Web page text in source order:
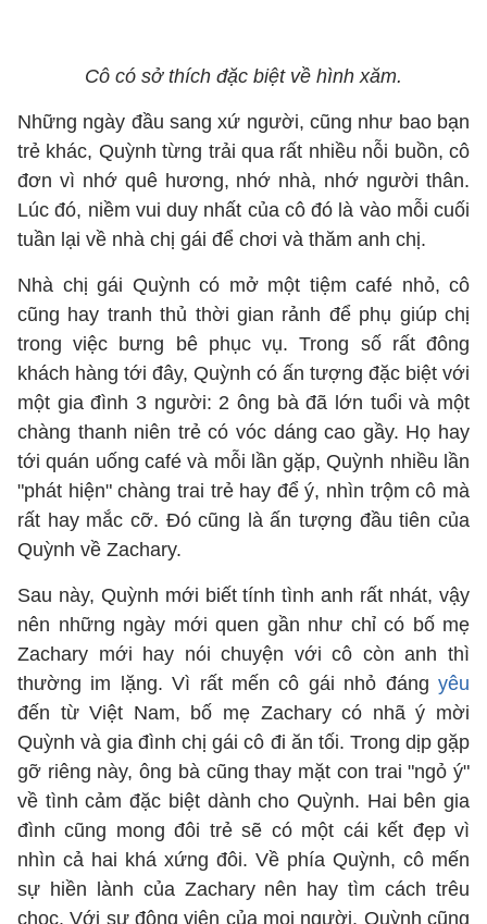
Cô có sở thích đặc biệt về hình xăm.
Những ngày đầu sang xứ người, cũng như bao bạn
trẻ khác, Quỳnh từng trải qua rất nhiều nỗi buồn, cô
đơn vì nhớ quê hương, nhớ nhà, nhớ người thân.
Lúc đó, niềm vui duy nhất của cô đó là vào mỗi cuối
tuần lại về nhà chị gái để chơi và thăm anh chị.
Nhà chị gái Quỳnh có mở một tiệm café nhỏ, cô
cũng hay tranh thủ thời gian rảnh để phụ giúp chị
trong việc bưng bê phục vụ. Trong số rất đông
khách hàng tới đây, Quỳnh có ấn tượng đặc biệt với
một gia đình 3 người: 2 ông bà đã lớn tuổi và một
chàng thanh niên trẻ có vóc dáng cao gầy. Họ hay
tới quán uống café và mỗi lần gặp, Quỳnh nhiều lần
"phát hiện" chàng trai trẻ hay để ý, nhìn trộm cô mà
rất hay mắc cỡ. Đó cũng là ấn tượng đầu tiên của
Quỳnh về Zachary.
Sau này, Quỳnh mới biết tính tình anh rất nhát, vậy
nên những ngày mới quen gần như chỉ có bố mẹ
Zachary mới hay nói chuyện với cô còn anh thì
thường im lặng. Vì rất mến cô gái nhỏ đáng yêu
đến từ Việt Nam, bố mẹ Zachary có nhã ý mời
Quỳnh và gia đình chị gái cô đi ăn tối. Trong dịp gặp
gỡ riêng này, ông bà cũng thay mặt con trai "ngỏ ý"
về tình cảm đặc biệt dành cho Quỳnh. Hai bên gia
đình cũng mong đôi trẻ sẽ có một cái kết đẹp vì
nhìn cả hai khá xứng đôi. Về phía Quỳnh, cô mến
sự hiền lành của Zachary nên hay tìm cách trêu
chọc. Với sự động viên của mọi người, Quỳnh cũng